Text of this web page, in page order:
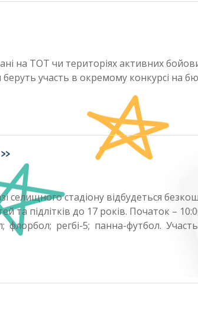
на ТОТ чи територіях активних
участь в окремому конкурсі на
селищного стадіону відбудеться
та підлітків до 17 років. Початок –
флорбол; регбі-5; панна-футбол. Участь